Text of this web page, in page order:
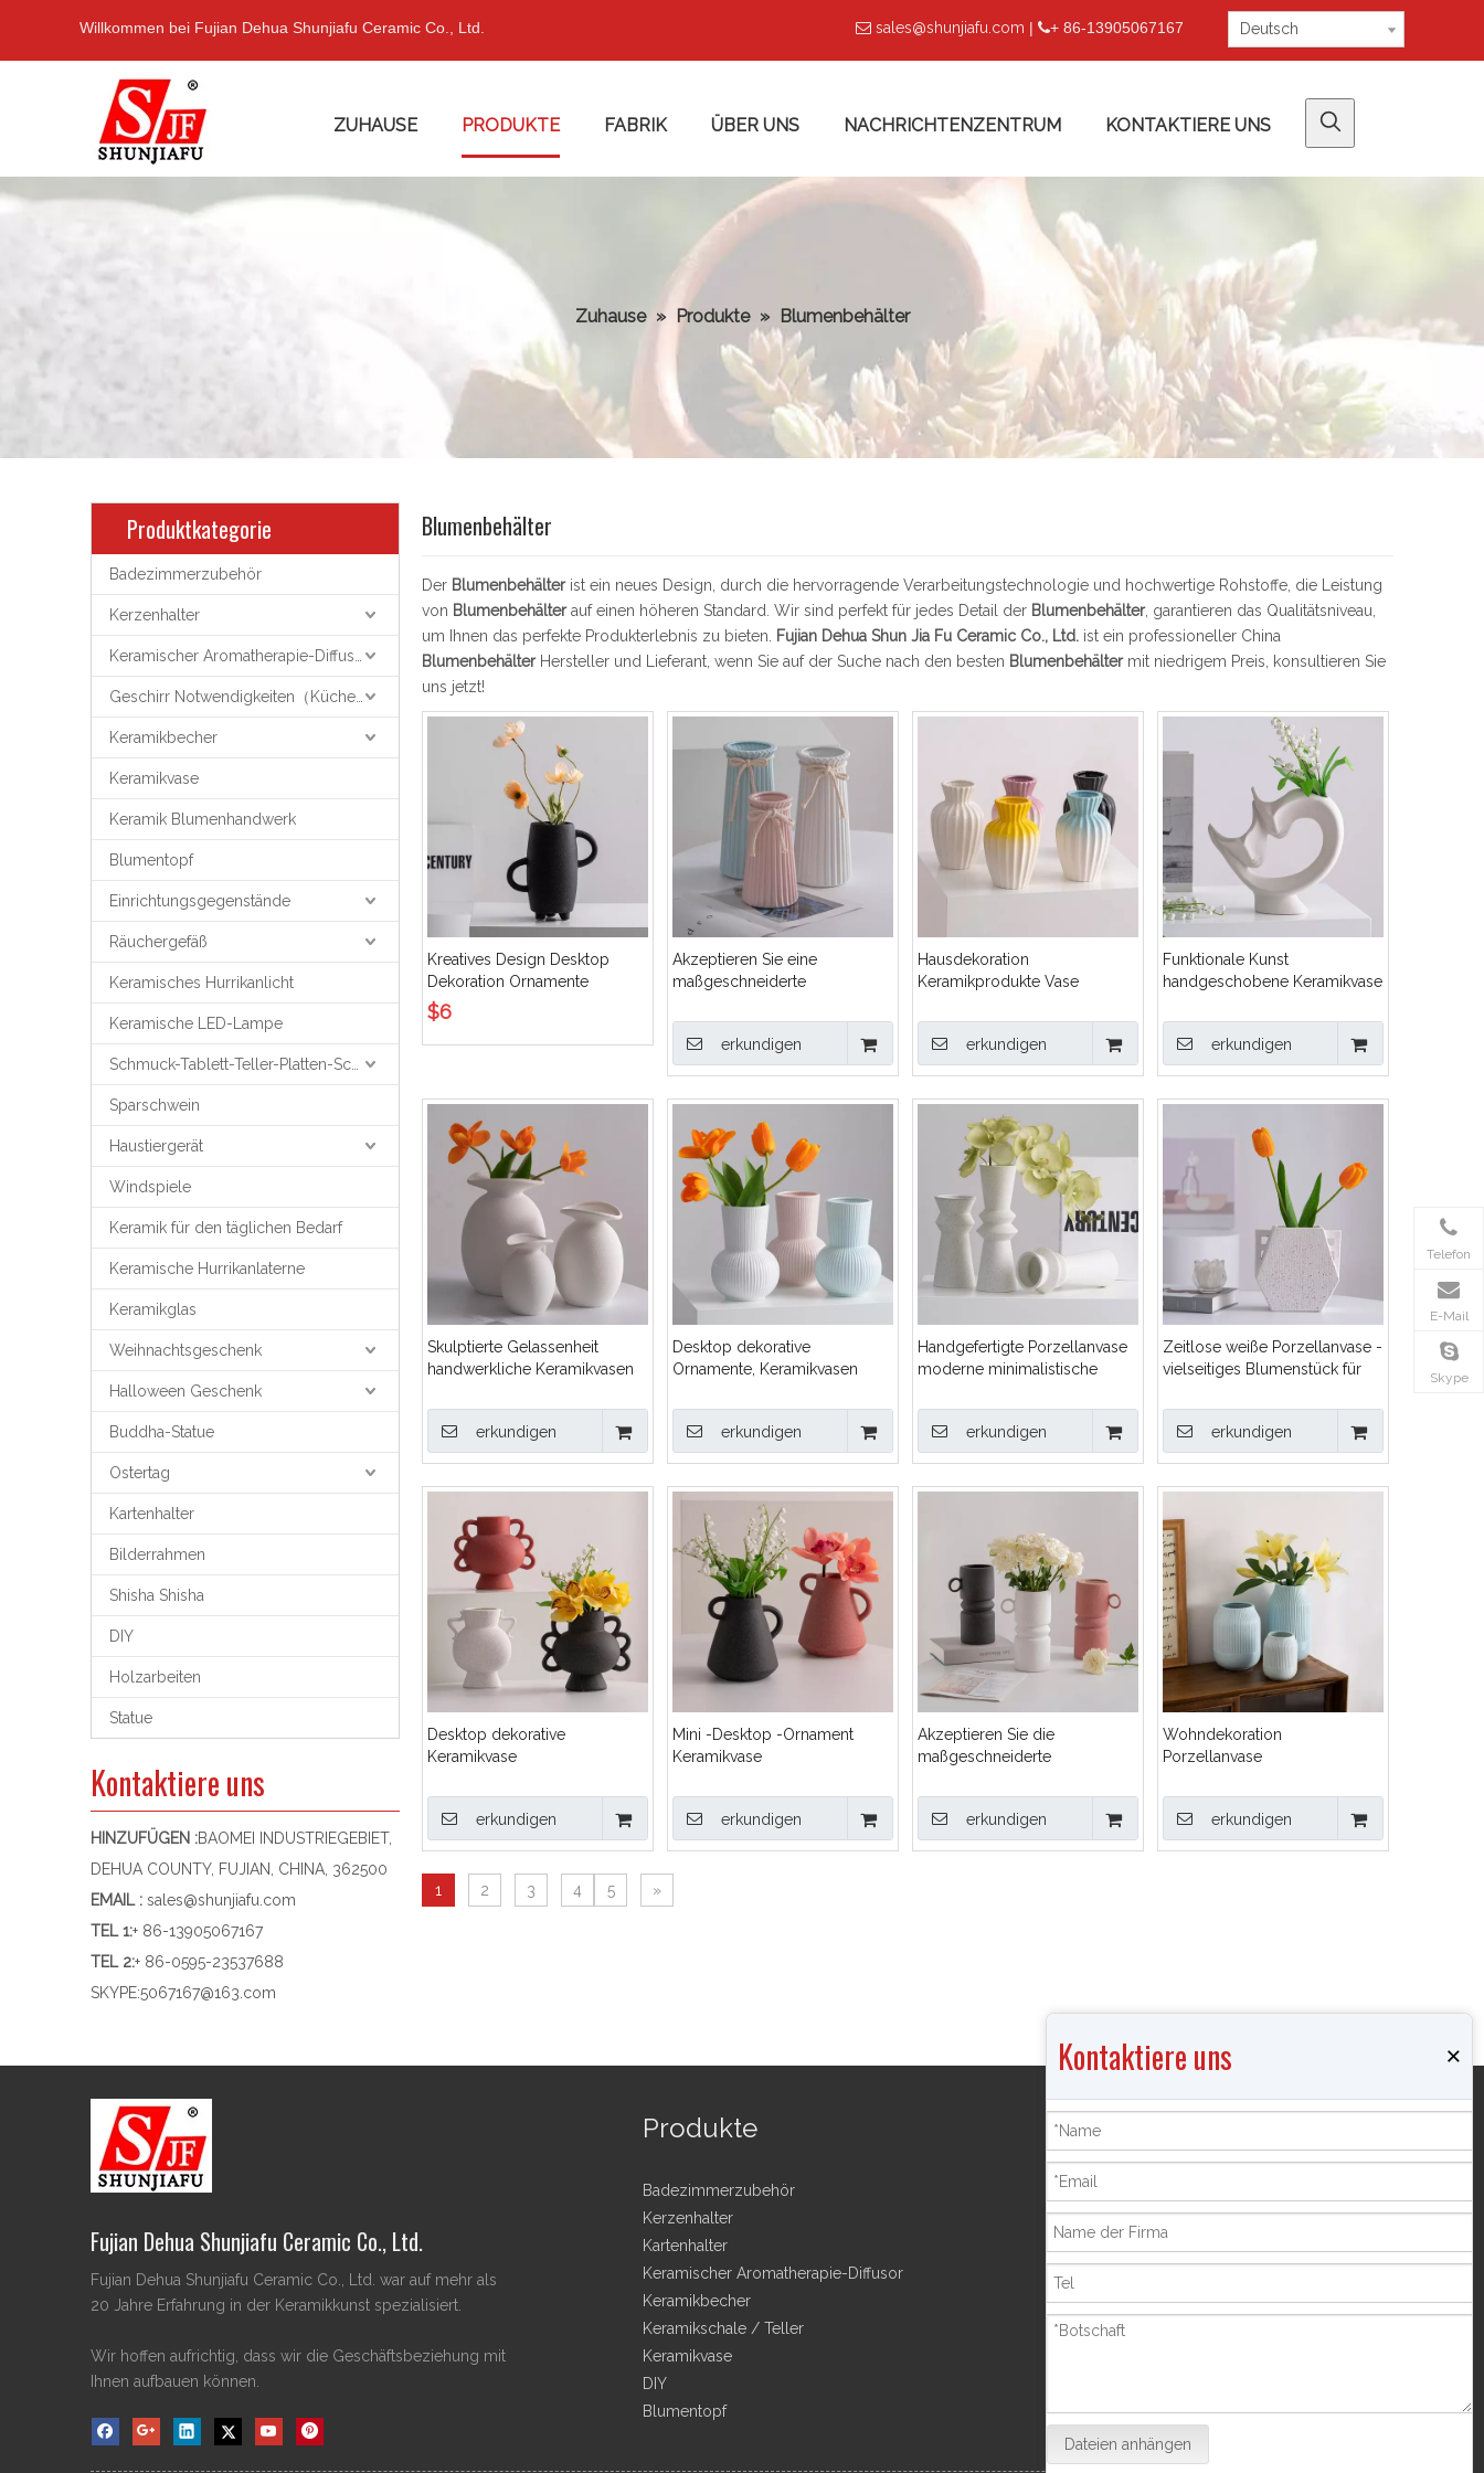
Willkommen bei Fujian Dehua Shunjiafu Ceramic Co., Ltd.  sales@shunjiafu.com | + 86-13905067167 Deutsch
ZUHAUSE PRODUKTE FABRIK ÜBER UNS NACHRICHTENZENTRUM KONTAKTIERE UNS
Zuhause » Produkte » Blumenbehälter
Produktkategorie
Badezimmerzubehör
Kerzenhalter
Keramikbecher
Keramikvase
Keramik Blumenhandwerk
Blumentopf
Einrichtungsgegenstände
Räuchergefäß
Keramisches Hurrikanlicht
Keramische LED-Lampe
Sparschwein
Haustiergerät
Windspiele
Keramik für den täglichen Bedarf
Keramische Hurrikanlaterne
Keramikglas
Weihnachtsgeschenk
Halloween Geschenk
Buddha-Statue
Ostertag
Kartenhalter
Bilderrahmen
Shisha Shisha
DIY
Holzarbeiten
Statue
Kontaktiere uns
HINZUFÜGEN :BAOMEI INDUSTRIEGEBIET,
DEHUA COUNTY, FUJIAN, CHINA, 362500
EMAIL : sales@shunjiafu.com
TEL 1:+ 86-13905067167
TEL 2:+ 86-0595-23537688
SKYPE:5067167@163.com
Blumenbehälter
Der Blumenbehälterist ein neues Design, durch die hervorragende Verarbeitungstechnologie und hochwertige Rohstoffe, die Leistung
von Blumenbehälterauf einen höheren Standard. Wir sind perfekt für jedes Detail der Blumenbehälter, garantieren das Qualitätsniveau,
um Ihnen das perfekte Produkterlebnis zu bieten.
Fujian Dehua Shun Jia Fu Ceramic Co., Ltd. ist ein professioneller China
BlumenbehälterHersteller und Lieferant, wenn Sie auf der Suche nach den besten Blumenbehältermit niedrigem Preis, konsultieren Sie
uns jetzt!
Kreatives Design Desktop
Dekoration Ornamente
Keramikvasen
$6
Akzeptieren Sie eine
maßgeschneiderte
dekorative Keramikvase
erkundigen
Hausdekoration
Keramikprodukte Vase
erkundigen
Funktionale Kunst
handgeschobene Keramikvase
erkundigen
Skulptierte Gelassenheit
handwerkliche Keramikvasen
erkundigen
Desktop dekorative
Ornamente, Keramikvasen
erkundigen
Handgefertigte Porzellanvase
moderne minimalistische
erkundigen
Zeitlose weiße Porzellanvase -
vielseitiges Blumenstück für
erkundigen
Desktop dekorative
Keramikvase
erkundigen
Mini -Desktop -Ornament
Keramikvase
erkundigen
Akzeptieren Sie die
maßgeschneiderte
Farben und Stile rosa 、
Schwarz -Weiß -Keramikvasen
erkundigen
Wohndekoration
Porzellanvase
erkundigen
1 2 3 4 5 »
Fujian Dehua Shunjiafu Ceramic Co., Ltd.
Fujian Dehua Shunjiafu Ceramic Co., Ltd. war auf mehr als
20 Jahre Erfahrung in der Keramikkunst spezialisiert.
Wir hoffen aufrichtig, dass wir die Geschäftsbeziehung mit
Ihnen aufbauen können.
Produkte
Badezimmerzubehör
Kerzenhalter
Kartenhalter
Keramischer Aromatherapie-Diffusor
Keramikbecher
Keramikschale / Teller
Keramikvase
DIY
Blumentopf
Produkte
Räuchergefäß
Schmuckkästchen
Sparschwein
Shisha Shisha
Kontaktiere uns ×
Dateien anhängen
Telefon
E-Mail
Skype